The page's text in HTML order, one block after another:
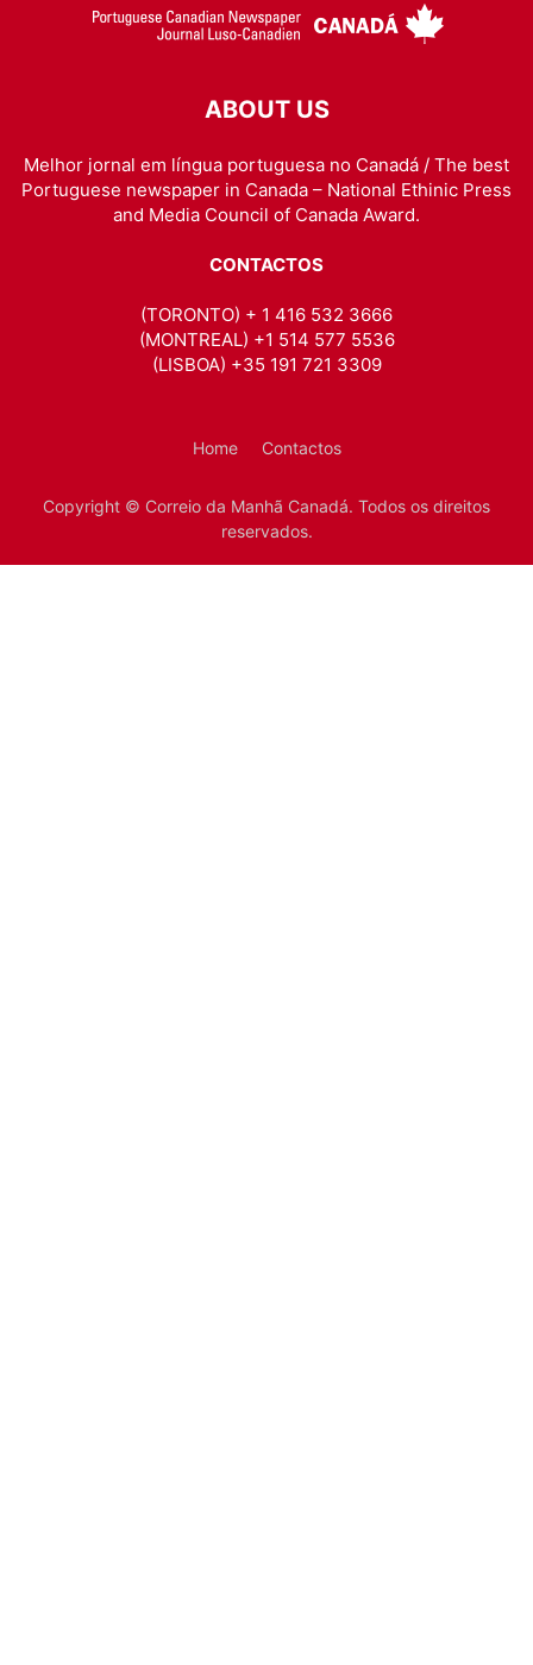
ABOUT US
Melhor jornal em língua portuguesa no Canadá / The best
Portuguese newspaper in Canada – National Ethinic Press
and Media Council of Canada Award.
CONTACTOS
(TORONTO) + 1 416 532 3666
(MONTREAL) +1 514 577 5536
(LISBOA) +35 191 721 3309
Home Contactos
Copyright © Correio da Manhã Canadá. Todos os direitos
reservados.